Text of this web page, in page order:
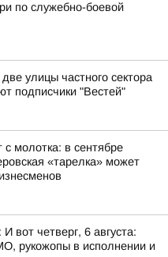
по служебно-боевой
улицы частного сектора
подписчики "Вестей"
с молотка: в сентябре
«тарелка» может
вот четверг, 6 августа:
рукожопы в исполнении и